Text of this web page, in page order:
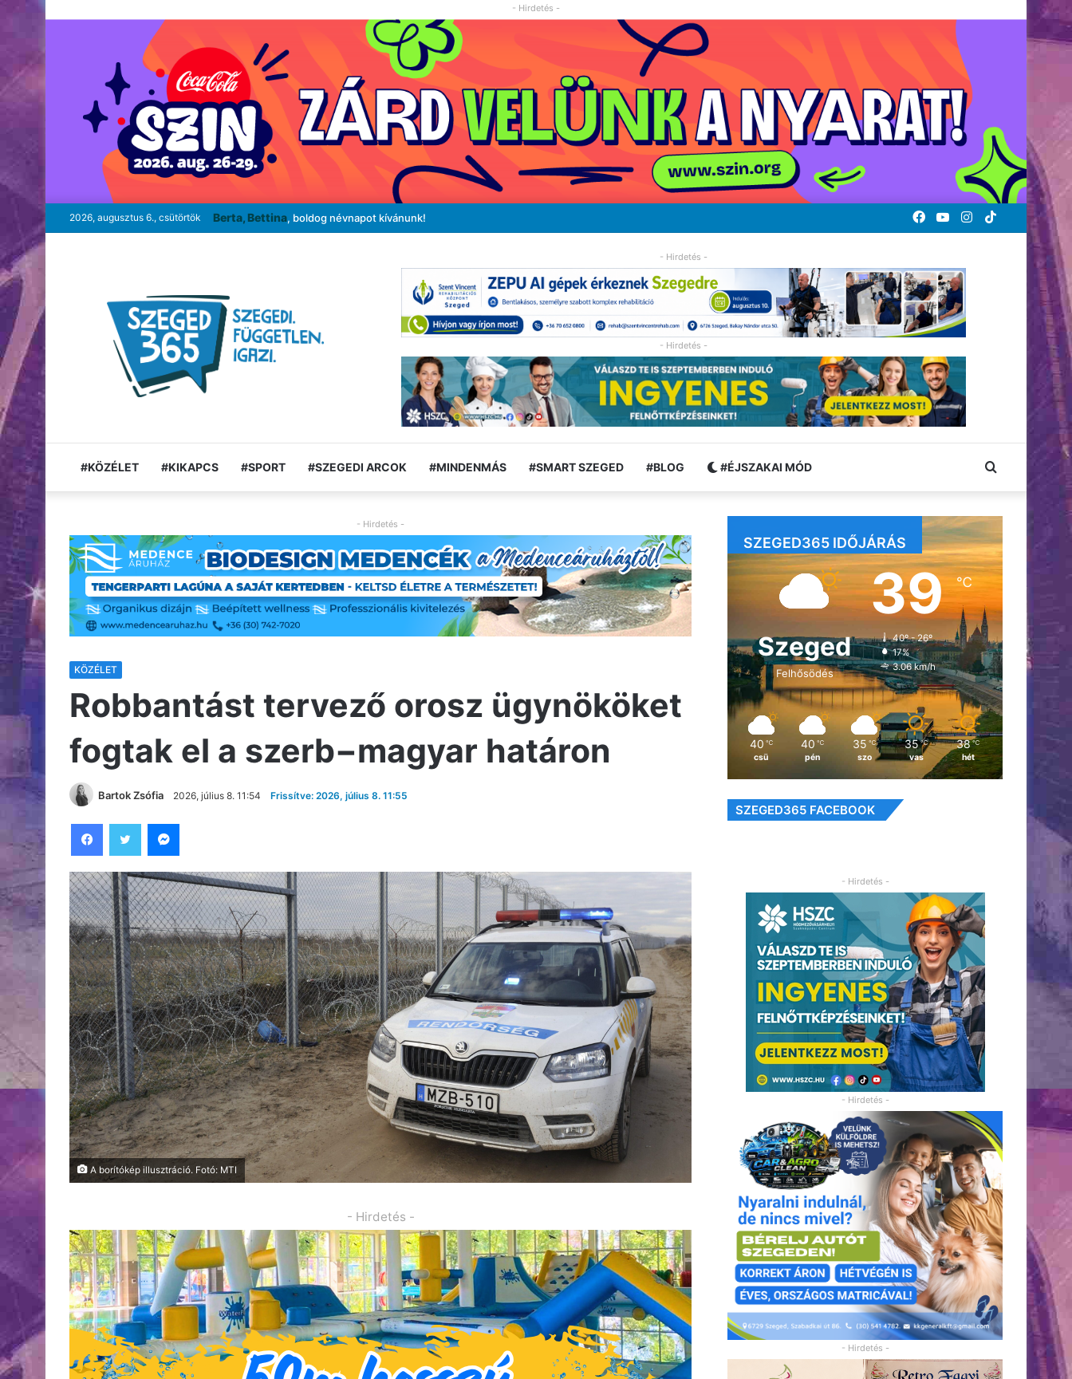
- Hirdetés -
2026, augusztus 6., csütörtök Berta, Bettina, boldog névnapot kívánunk! TikTok
Instagram
YouTube
Facebook
- Hirdetés -
- Hirdetés -
#KÖZÉLET #KIKAPCS #SPORT #SZEGEDI ARCOK #MINDENMÁS #SMART SZEGED #BLOG #ÉJSZAKAI MÓD Keresés:
- Hirdetés -
KÖZÉLET
Robbantást tervező orosz ügynököket
fogtak el a szerb−magyar határon
Bartok Zsófia 2026, július 8. 11:54 Frissítve: 2026, július 8. 11:55
A borítókép illusztráció. Fotó: MTI
- Hirdetés -
SZEGED365 IDŐJÁRÁS
Szeged
Felhősödés
39℃
40º - 26º
17%
3.06 km/h
40 ℃
csü
40 ℃
pén
35 ℃
szo
35 ℃
vas
38 ℃
hét
SZEGED365 FACEBOOK
- Hirdetés -
- Hirdetés -
- Hirdetés -